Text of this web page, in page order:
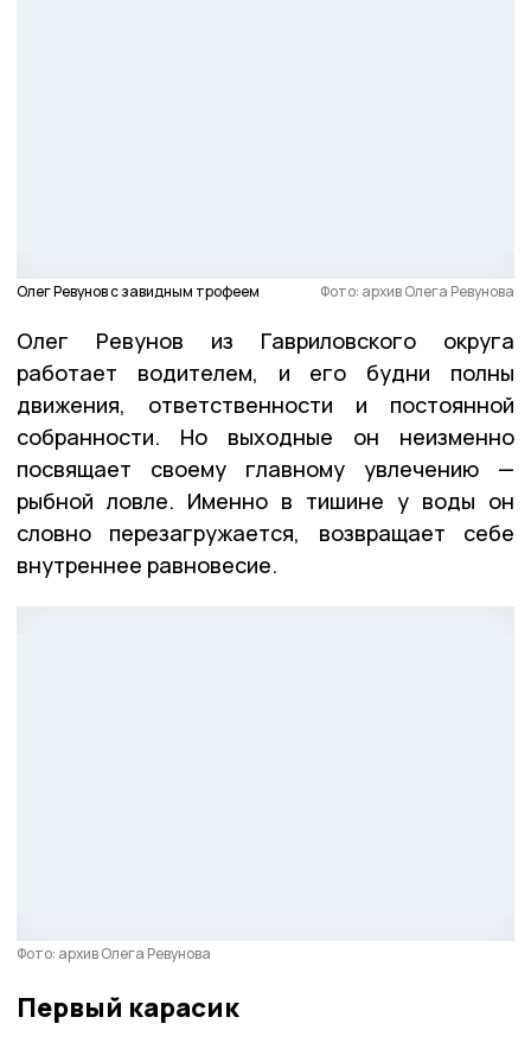
Олег Ревунов с завидным трофеем Фото: архив Олега Ревунова
Олег Ревунов из Гавриловского округа
работает водителем, и его будни полны
движения, ответственности и постоянной
собранности. Но выходные он неизменно
посвящает своему главному увлечению —
рыбной ловле. Именно в тишине у воды он
словно перезагружается, возвращает себе
внутреннее равновесие.
Фото: архив Олега Ревунова
Первый карасик